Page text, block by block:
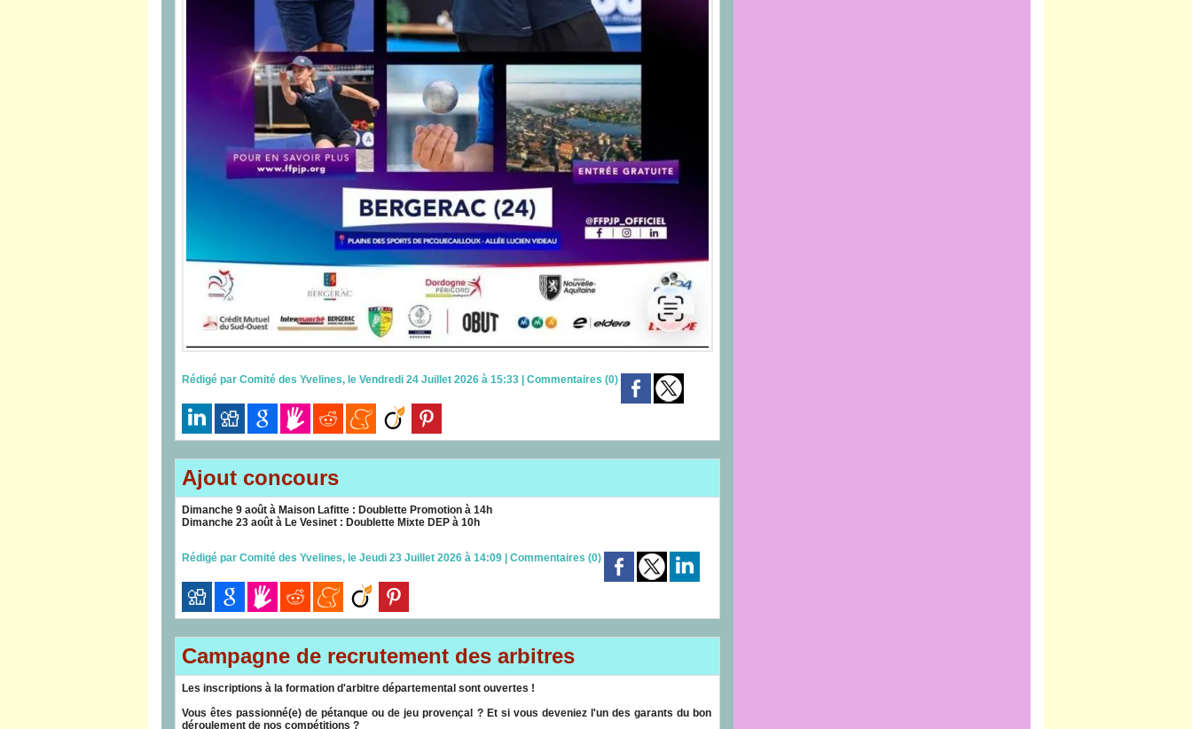
Rédigé par Comité des Yvelines, le Vendredi 24 Juillet 2026 à 15:33 Commentaires (0)
Ajout concours
Dimanche 9 août à Maison Lafitte : Doublette Promotion à 14h
Dimanche 23 août à Le Vesinet : Doublette Mixte DEP à 10h
Rédigé par Comité des Yvelines, le Jeudi 23 Juillet 2026 à 14:09 Commentaires (0)
Campagne de recrutement des arbitres
Les inscriptions à la formation d'arbitre départemental sont ouvertes !
Vous êtes passionné(e) de pétanque ou de jeu provençal ? Et si vous deveniez l'un des garants du bon
déroulement de nos compétitions ?